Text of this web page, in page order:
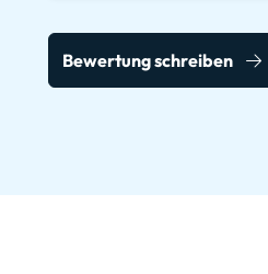
Bewertung schreiben